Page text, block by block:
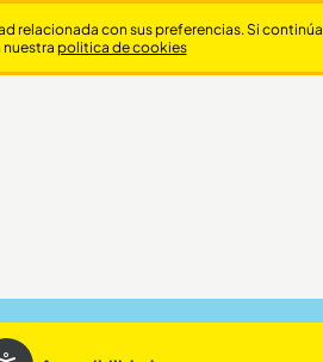
relacionada con sus preferencias. Si continúa
politica de cookies